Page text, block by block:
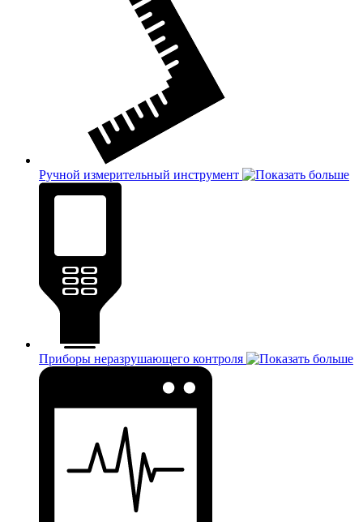
Ручной измерительный инструмент
Приборы неразрушающего контроля